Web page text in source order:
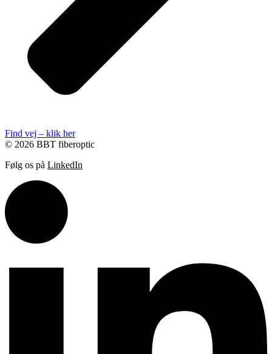
Find vej – klik her
© 2026 BBT fiberoptic
Følg os på LinkedIn